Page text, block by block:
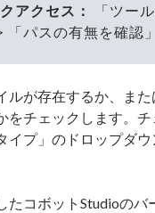
アクセス：
「ツー
「パスの有無を確認」
ルが存在するか、ま
をチェックします。
イプ」のドロップダ
コボットStudioのバ